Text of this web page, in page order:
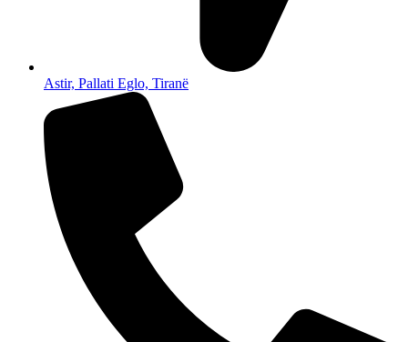
Astir, Pallati Eglo, Tiranë